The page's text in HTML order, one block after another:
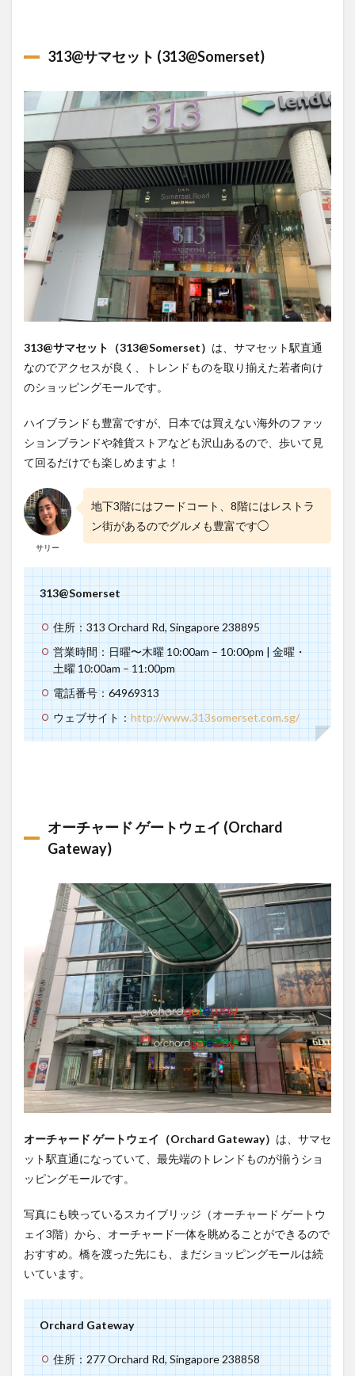
313@サマセット (313@Somerset)
313@サマセット（313@Somerset） は、サマセット駅直通
なのでアクセスが良く、トレンドものを取り揃えた若者向け
のショッピングモールです。
ハイブランドも豊富ですが、日本では買えない海外のファッ
ションブランドや雑貨ストアなども沢山あるので、歩いて見
て回るだけでも楽しめますよ！
サリー
地下3階にはフードコート、8階にはレストラ
ン街があるのでグルメも豊富です◯
313@Somerset
住所：313 Orchard Rd, Singapore 238895
営業時間：日曜〜木曜 10:00am – 10:00pm | 金曜・
土曜 10:00am – 11:00pm
電話番号：64969313
ウェブサイト：http://www.313somerset.com.sg/
オーチャード ゲートウェイ (Orchard
Gateway)
オーチャード ゲートウェイ（Orchard Gateway） は、サマセ
ット駅直通になっていて、最先端のトレンドものが揃うショ
ッピングモールです。
写真にも映っているスカイブリッジ（オーチャード ゲートウ
ェイ3階）から、オーチャード一体を眺めることができるので
おすすめ。橋を渡った先にも、まだショッピングモールは続
いています。
Orchard Gateway
住所：277 Orchard Rd, Singapore 238858